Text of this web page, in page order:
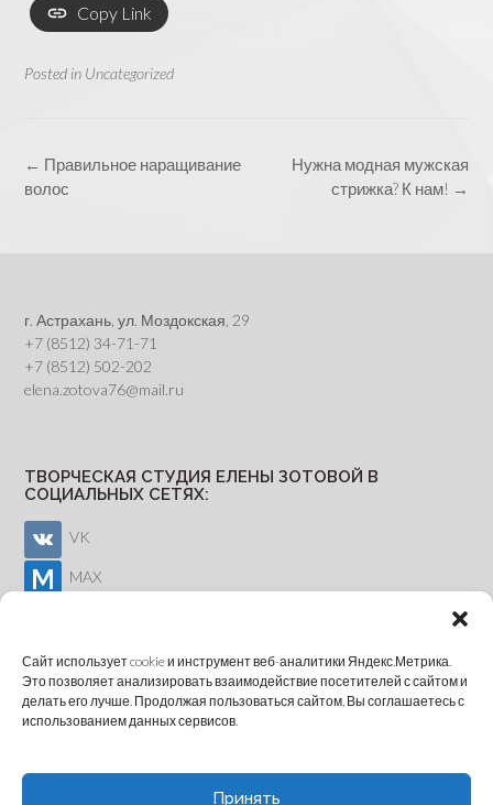
Сайт использует cookie и инструмент веб-аналитики Яндекс.Метрика.
Это позволяет анализировать взаимодействие посетителей с сайтом и
делать его лучше. Продолжая пользоваться сайтом, Вы соглашаетесь с
использованием данных сервисов.
Принять
Copy Link
Posted in Uncategorized
Post
navigation
Нужна модная мужская
стрижка? К нам! →
← Правильное наращивание
волос
г. Астрахань, ул. Моздокская, 29
+7 (8512) 34-71-71
+7 (8512) 502-202
elena.zotova76@mail.ru
ТВОРЧЕСКАЯ СТУДИЯ ЕЛЕНЫ ЗОТОВОЙ В
СОЦИАЛЬНЫХ СЕТЯХ:
VK
MAX
ОНЛАЙН-ЗАПИСЬ